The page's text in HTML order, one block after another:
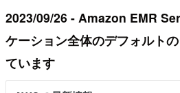
2023/09/26 - Amazon EMR
ケーション全体のデフォルト
ています